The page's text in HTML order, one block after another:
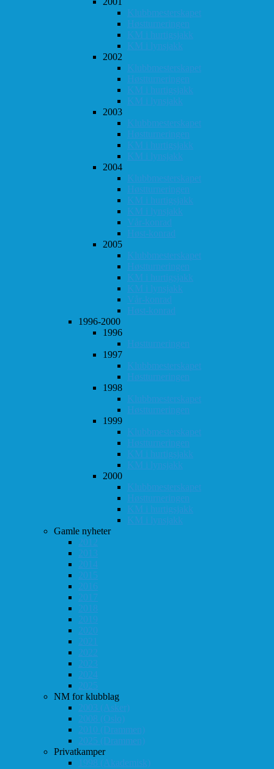
Klubbmesterskapet
Høstturneringen
KM i hurtigsjakk
KM i lynsjakk
2002
Klubbmesterskapet
Høstturneringen
KM i hurtigsjakk
KM i lynsjakk
2003
Klubbmesterskapet
Høstturneringen
KM i hurtigsjakk
KM i lynsjakk
2004
Klubbmesterskapet
Høstturneringen
KM i hurtigsjakk
KM i lynsjakk
Vår-konrad
Høst-konrad
2005
Klubbmesterskapet
Høstturneringen
KM i hurtigsjakk
KM i lynsjakk
Vår-konrad
Høst-konrad
1996-2000
1996
Høstturneringen
1997
Klubbmesterskapet
Høstturneringen
1998
Klubbmesterskapet
Høstturneringen
1999
Klubbmesterskapet
Høstturneringen
KM i hurtigsjakk
KM i lynsjakk
2000
Klubbmesterskapet
Høstturneringen
KM i hurtigsjakk
KM i lynsjakk
Gamle nyheter
2012
2013
2014
2015
2016
2017
2018
2019
2020
2021
2022
2023
2024
2025
NM for klubblag
2003 (Asker)
2008 (Oslo)
2010 (Drammen)
2025 (Drammen)
Privatkamper
1998 (Akademisk)